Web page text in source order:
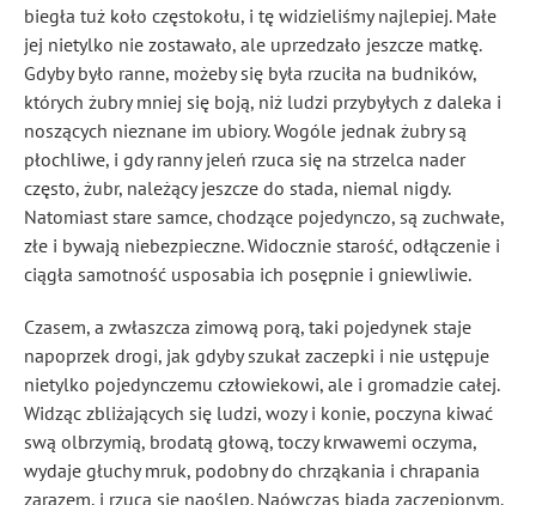
biegła tuż koło częstokołu, i tę widzieliśmy najlepiej. Małe
jej nietylko nie zostawało, ale uprzedzało jeszcze matkę.
Gdyby było ranne, możeby się była rzuciła na budników,
których żubry mniej się boją, niż ludzi przybyłych z daleka i
noszących nieznane im ubiory. Wogóle jednak żubry są
płochliwe, i gdy ranny jeleń rzuca się na strzelca nader
często, żubr, należący jeszcze do stada, niemal nigdy.
Natomiast stare samce, chodzące pojedynczo, są zuchwałe,
złe i bywają niebezpieczne. Widocznie starość, odłączenie i
ciągła samotność usposabia ich posępnie i gniewliwie.
Czasem, a zwłaszcza zimową porą, taki pojedynek staje
napoprzek drogi, jak gdyby szukał zaczepki i nie ustępuje
nietylko pojedynczemu człowiekowi, ale i gromadzie całej.
Widząc zbliżających się ludzi, wozy i konie, poczyna kiwać
swą olbrzymią, brodatą głową, toczy krwawemi oczyma,
wydaje głuchy mruk, podobny do chrząkania i chrapania
zarazem, i rzuca się naoślep. Naówczas biada zaczepionym.